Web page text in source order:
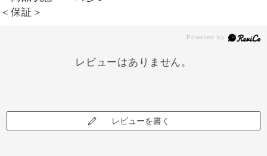
＜保証＞
レビューはありません。
レビューを書く